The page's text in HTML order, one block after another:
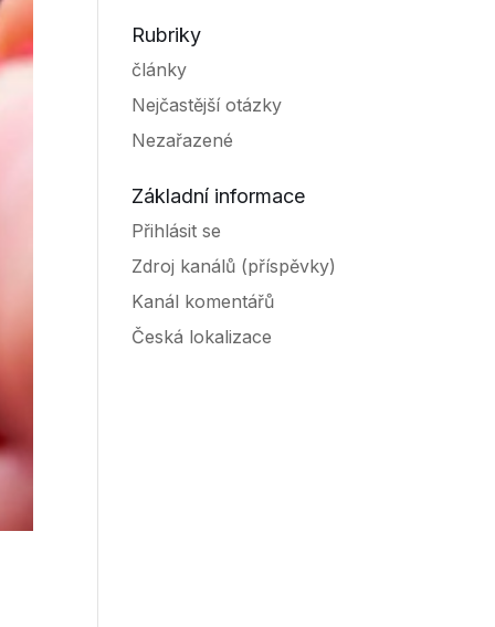
Rubriky
články
Nejčastější otázky
Nezařazené
Základní informace
Přihlásit se
Zdroj kanálů (příspěvky)
Kanál komentářů
Česká lokalizace